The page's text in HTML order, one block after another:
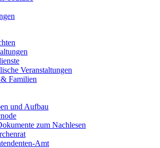
Veranstaltungen
Familien
und Aufbau
zum Nachlesen
Amt